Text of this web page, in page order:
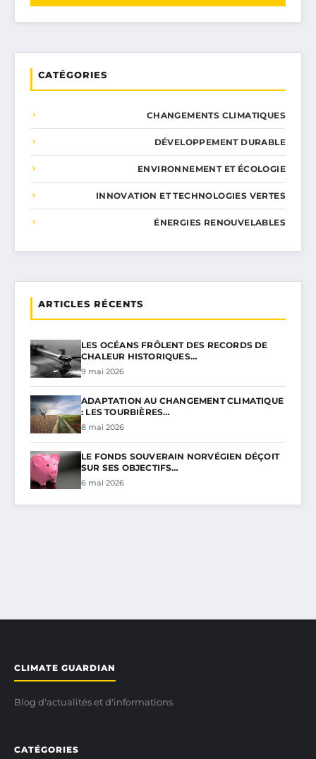
CATÉGORIES
CHANGEMENTS CLIMATIQUES
DÉVELOPPEMENT DURABLE
ENVIRONNEMENT ET ÉCOLOGIE
INNOVATION ET TECHNOLOGIES VERTES
ÉNERGIES RENOUVELABLES
ARTICLES RÉCENTS
LES OCÉANS FRÔLENT DES RECORDS DE
CHALEUR HISTORIQUES…
9 mai 2026
ADAPTATION AU CHANGEMENT CLIMATIQUE
: LES TOURBIÈRES…
8 mai 2026
LE FONDS SOUVERAIN NORVÉGIEN DÉÇOIT
SUR SES OBJECTIFS…
6 mai 2026
CLIMATE GUARDIAN
Blog d'actualités et d'informations
CATÉGORIES